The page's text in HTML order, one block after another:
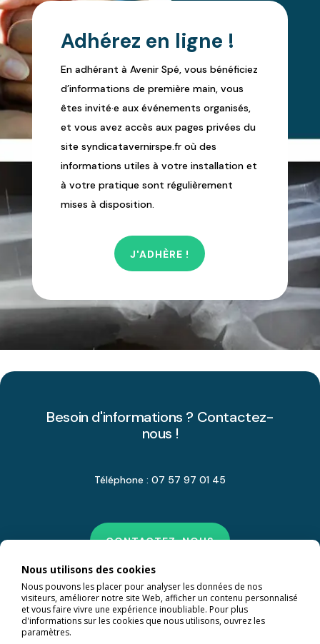
Adhérez en ligne !
En adhérant à Avenir Spé, vous bénéficiez
d’informations de première main, vous
êtes invité·e aux événements organisés,
et vous avez accès aux pages privées du
site syndicatavernirspe.fr où des
informations utiles à votre installation et
à votre pratique sont régulièrement
mises à disposition.
J'ADHÈRE !
Besoin d'informations ? Contactez-
nous !
Téléphone : 07 57 97 01 45
CONTACTEZ-NOUS
Nous utilisons des cookies
Nous pouvons les placer pour analyser les données de nos
visiteurs, améliorer notre site Web, afficher un contenu personnalisé
et vous faire vivre une expérience inoubliable. Pour plus
d'informations sur les cookies que nous utilisons, ouvrez les
paramètres.